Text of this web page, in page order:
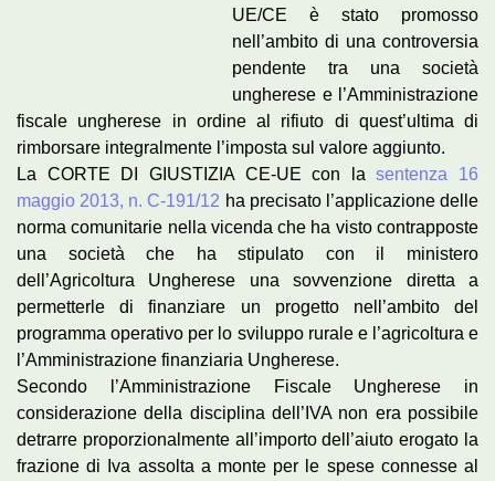
UE/CE è stato promosso
nell’ambito di una controversia
pendente tra una società
ungherese e l’Amministrazione
fiscale ungherese in ordine al rifiuto di quest’ultima di
rimborsare integralmente l’imposta sul valore aggiunto.
La CORTE DI GIUSTIZIA CE-UE con lasentenza 16
maggio 2013, n. C-191/12 ha precisato l’applicazione delle
norma comunitarie nella vicenda che ha visto contrapposte
una società che ha stipulato con il ministero
dell’Agricoltura Ungherese una sovvenzione diretta a
permetterle di finanziare un progetto nell’ambito del
programma operativo per lo sviluppo rurale e l’agricoltura e
l’Amministrazione finanziaria Ungherese.
Secondo l’Amministrazione Fiscale Ungherese in
considerazione della disciplina dell’IVA non era possibile
detrarre proporzionalmente all’importo dell’aiuto erogato la
frazione di Iva assolta a monte per le spese connesse al